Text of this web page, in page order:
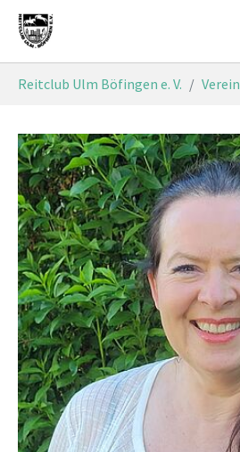
Skip to main content
Reitclub Ulm Böfingen e. V. Verein